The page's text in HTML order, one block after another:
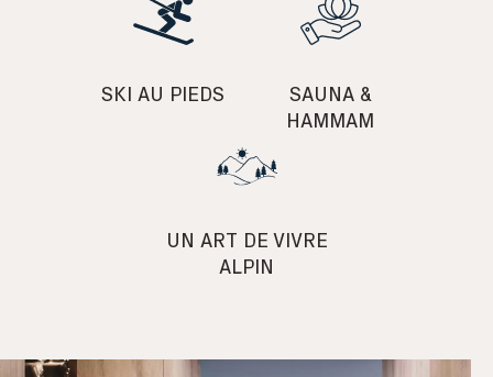
SKI AU PIEDS
SAUNA &
HAMMAM
UN ART DE VIVRE
ALPIN